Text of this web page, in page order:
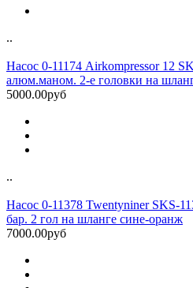
..
Насос 0-11174 Airkompressor 12
алюм.маном. 2-е головки на
5000.00руб
..
Насос 0-11378 Twentyniner SKS-
бар. 2 гол на шланге сине-оранж
7000.00руб